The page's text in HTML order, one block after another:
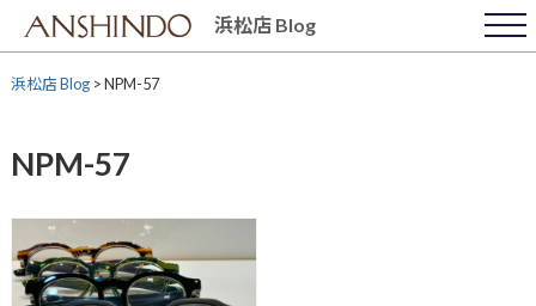
content
浜松店 Blog
浜松店 Blog>NPM-57
NPM-57